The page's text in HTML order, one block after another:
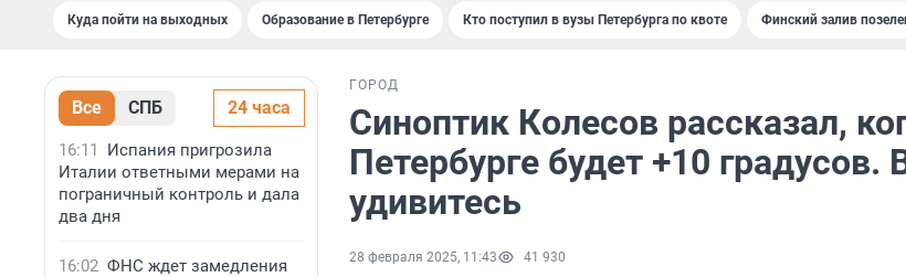
Куда пойти на выходных Образование в Петербурге Кто поступил в вузы Петербурга по квоте Финский залив
Все СПБ 24 часа
16:11
Испания пригрозила
Италии ответными мерами на
пограничный контроль и дала
два дня
16:02 ФНС ждет замедления
ГОРОД
Синоптик Колесов рассказал,
Петербурге будет +10 градусов.
удивитесь
28 февраля 2025, 11:43 41 930